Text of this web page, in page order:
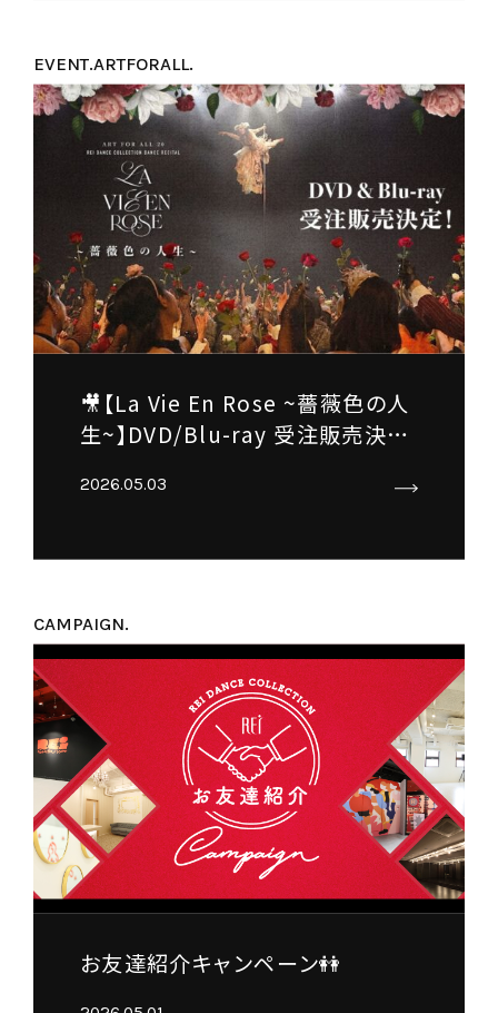
EVENT.ARTFORALL.
🎥【La Vie En Rose ~薔薇色の人
生~】DVD/Blu-ray 受注販売決
2026.05.03
CAMPAIGN.
お友達紹介キャンペーン👭